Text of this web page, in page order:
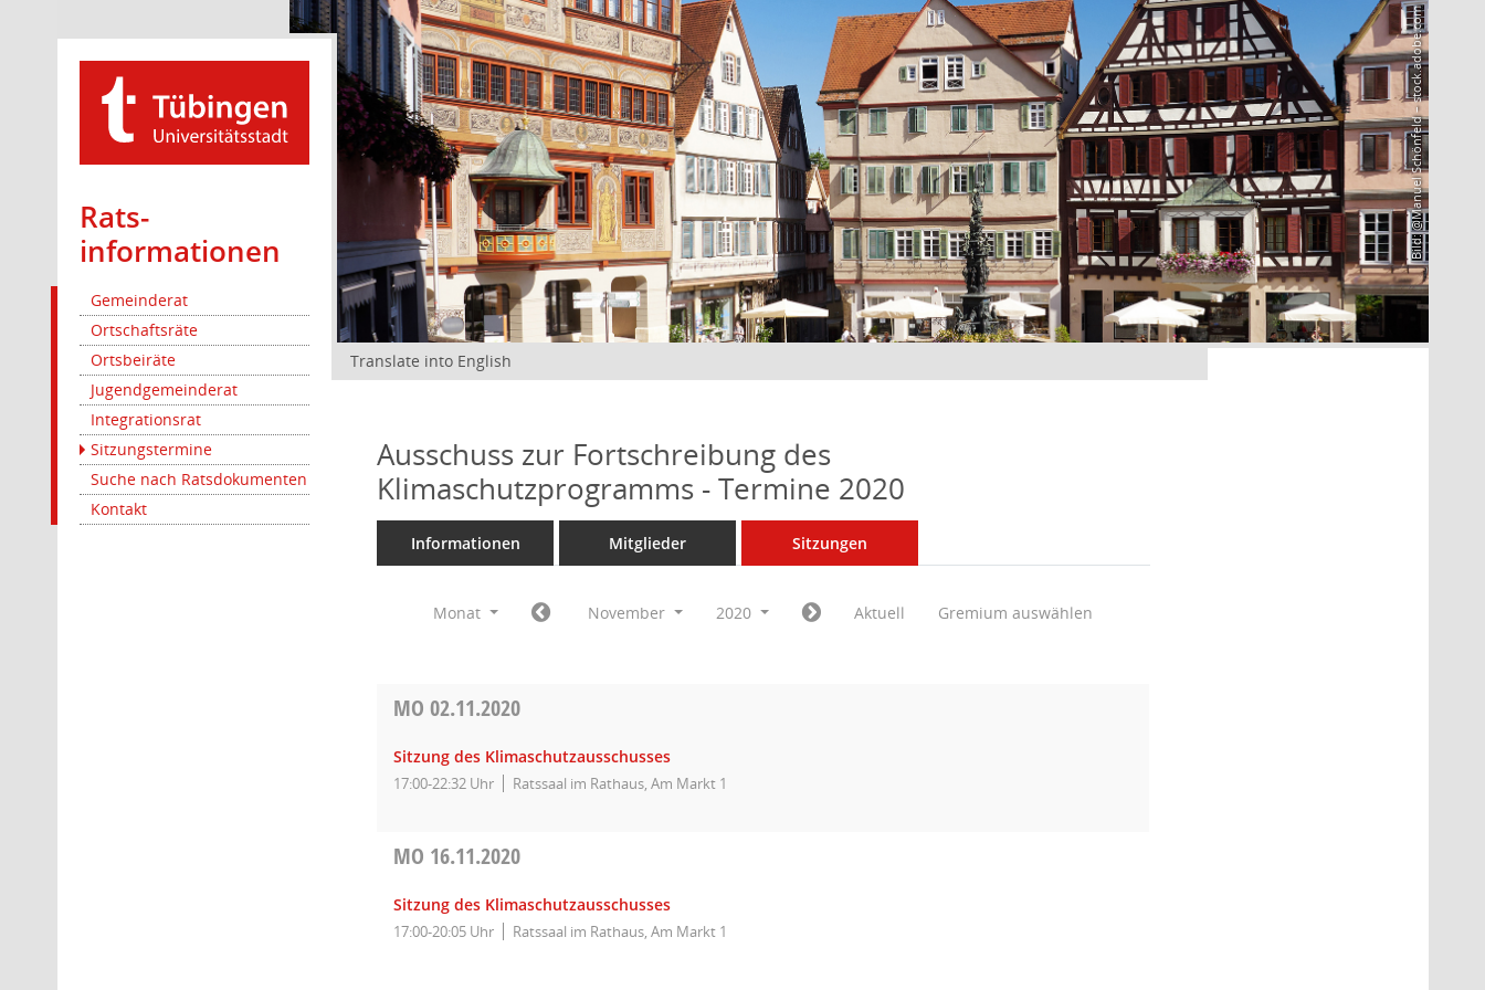
Rats­
informationen
Gemeinderat
Ortschaftsräte
Ortsbeiräte
Jugendgemeinderat
Integrationsrat
Sitzungstermine
Suche nach Ratsdokumenten
Kontakt
Bild: @Manuel Schönfeld – stock.adobe.com
Translate into English
Ausschuss zur Fortschreibung des
Klimaschutzprogramms - Termine 2020
Informationen Mitglieder Sitzungen
Monat November 2020 Aktuell Gremium auswählen
MO02.11.2020
Sitzung des Klimaschutzausschusses
17:00-22:32 Uhr Ratssaal im Rathaus, Am Markt 1
MO 16.11.2020
Sitzung des Klimaschutzausschusses
17:00-20:05 Uhr Ratssaal im Rathaus, Am Markt 1